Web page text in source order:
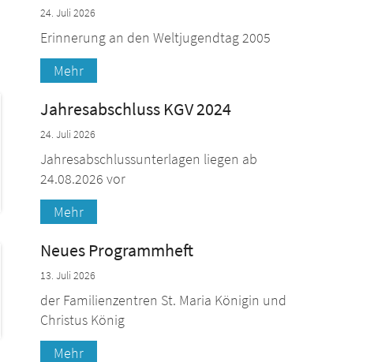
24. Juli 2026
Erinnerung an den Weltjugendtag 2005
Mehr
Jahresabschluss KGV 2024
24. Juli 2026
Jahresabschlussunterlagen liegen ab
24.08.2026 vor
Mehr
Neues Programmheft
13. Juli 2026
der Familienzentren St. Maria Königin und
Christus König
Mehr